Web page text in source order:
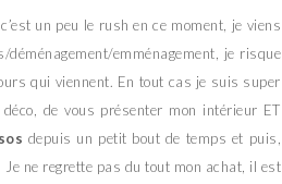
un peu le rush en ce moment, je viens
emménagement, je risque
qui viennent. En tout cas je suis super
de vous présenter mon intérieur ET
depuis un petit bout de temps et puis,
ne regrette pas du tout mon achat, il est